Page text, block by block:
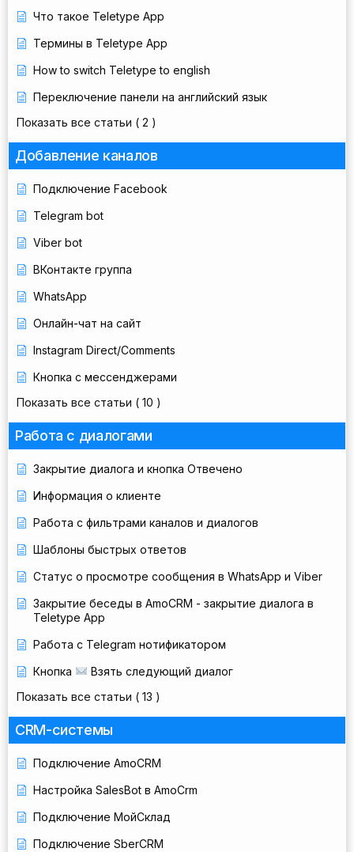
Что такое Teletype App
Термины в Teletype App
How to switch Teletype to english
Переключение панели на английский язык
Показать все статьи ( 2 )
Добавление каналов
Подключение Facebook
Telegram bot
Viber bot
ВКонтакте группа
WhatsApp
Онлайн-чат на сайт
Instagram Direct/Comments
Кнопка с мессенджерами
Показать все статьи ( 10 )
Работа с диалогами
Закрытие диалога и кнопка Отвечено
Информация о клиенте
Работа с фильтрами каналов и диалогов
Шаблоны быстрых ответов
Статус о просмотре сообщения в WhatsApp и Viber
Закрытие беседы в AmoCRM - закрытие диалога в
Teletype App
Работа с Telegram нотификатором
Кнопка
Взять следующий диалог
Показать все статьи ( 13 )
CRM-системы
Подключение AmoCRM
Настройка SalesBot в AmoCrm
Подключение МойСклад
Подключение SberCRM